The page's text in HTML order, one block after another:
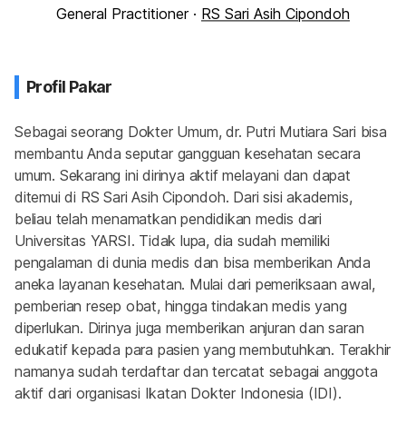
General Practitioner · RS Sari Asih Cipondoh
Profil Pakar
Sebagai seorang Dokter Umum, dr. Putri Mutiara Sari bisa
membantu Anda seputar gangguan kesehatan secara
umum. Sekarang ini dirinya aktif melayani dan dapat
ditemui di RS Sari Asih Cipondoh. Dari sisi akademis,
beliau telah menamatkan pendidikan medis dari
Universitas YARSI. Tidak lupa, dia sudah memiliki
pengalaman di dunia medis dan bisa memberikan Anda
aneka layanan kesehatan. Mulai dari pemeriksaan awal,
pemberian resep obat, hingga tindakan medis yang
diperlukan. Dirinya juga memberikan anjuran dan saran
edukatif kepada para pasien yang membutuhkan. Terakhir
namanya sudah terdaftar dan tercatat sebagai anggota
aktif dari organisasi Ikatan Dokter Indonesia (IDI).